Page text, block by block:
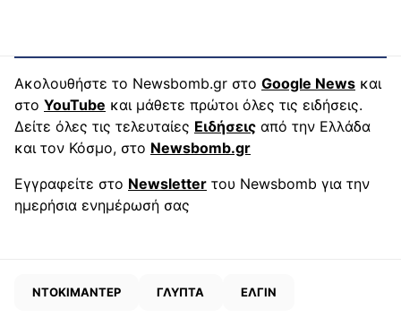
Ακολουθήστε το Newsbomb.gr στο Google News και
στο YouTube και μάθετε πρώτοι όλες τις ειδήσεις.
Δείτε όλες τις τελευταίες Ειδήσεις από την Ελλάδα
και τον Κόσμο, στο Newsbomb.gr
Εγγραφείτε στο Newsletter του Newsbomb για την
ημερήσια ενημέρωσή σας
ΝΤΟΚΙΜΑΝΤΕΡ ΓΛΥΠΤΑ ΕΛΓΙΝ